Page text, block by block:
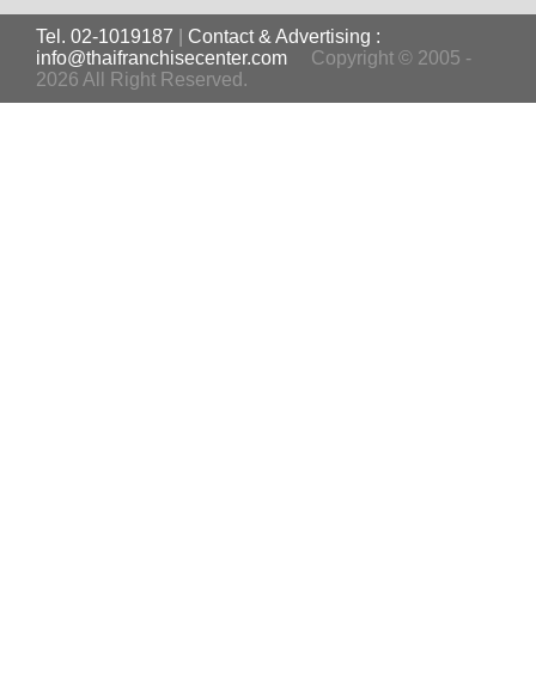
Tel. 02-1019187
Contact & Advertising :
info@thaifranchisecenter.com
Copyright © 2005 -
2026 All Right Reserved.